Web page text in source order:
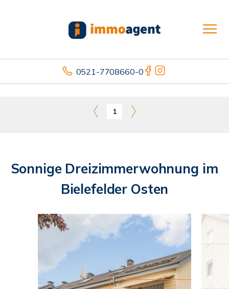
0521-7708660-0
1
Sonnige Dreizimmerwohnung im
Bielefelder Osten